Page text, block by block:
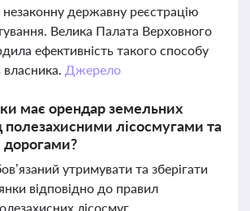
незаконну державну реєстрацію
Велика Палата Верховного
ефективність такого способу
власника. Джерело
має орендар земельних
полезахисними лісосмугами та
утримувати та зберігати
відповідно до правил
лісосмуг,